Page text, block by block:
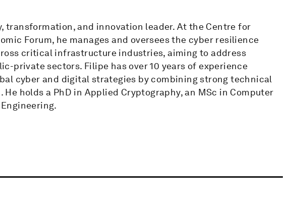
transformation, and innovation leader. At the Centre for
Forum, he manages and oversees the cyber resilience
critical infrastructure industries, aiming to address
private sectors. Filipe has over 10 years of experience
cyber and digital strategies by combining strong technical
holds a PhD in Applied Cryptography, an MSc in Computer